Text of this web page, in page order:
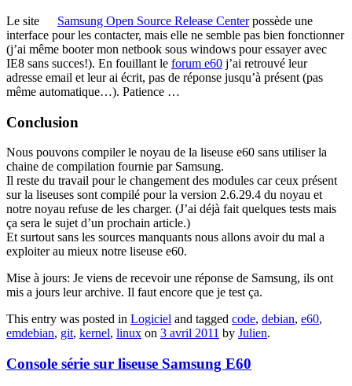
Le site Samsung Open Source Release Centerpossède une
interface pour les contacter, mais elle ne semble pas bien fonctionner
(j’ai même booter mon netbook sous windows pour essayer avec
IE8 sans succes!). En fouillant le forum e60 j’ai retrouvé leur
adresse email et leur ai écrit, pas de réponse jusqu’à présent (pas
même automatique…). Patience …
Conclusion
Nous pouvons compiler le noyau de la liseuse e60 sans utiliser la
chaine de compilation fournie par Samsung.
Il reste du travail pour le changement des modules car ceux présent
sur la liseuses sont compilé pour la version 2.6.29.4 du noyau et
notre noyau refuse de les charger. (J’ai déjà fait quelques tests mais
ça sera le sujet d’un prochain article.)
Et surtout sans les sources manquants nous allons avoir du mal a
exploiter au mieux notre liseuse e60.
Mise à jours: Je viens de recevoir une réponse de Samsung, ils ont
mis a jours leur archive. Il faut encore que je test ça.
This entry was posted in Logiciel and tagged code, debian, e60,
emdebian, git, kernel, linux on 3 avril 2011 by Julien.
Console série sur liseuse Samsung E60